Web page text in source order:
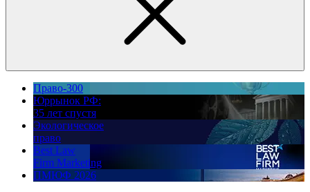
Право-300
Юррынок РФ:
35 лет спустя
Экологическое
право
Best Law
Firm Marketing
ПМЮФ 2026